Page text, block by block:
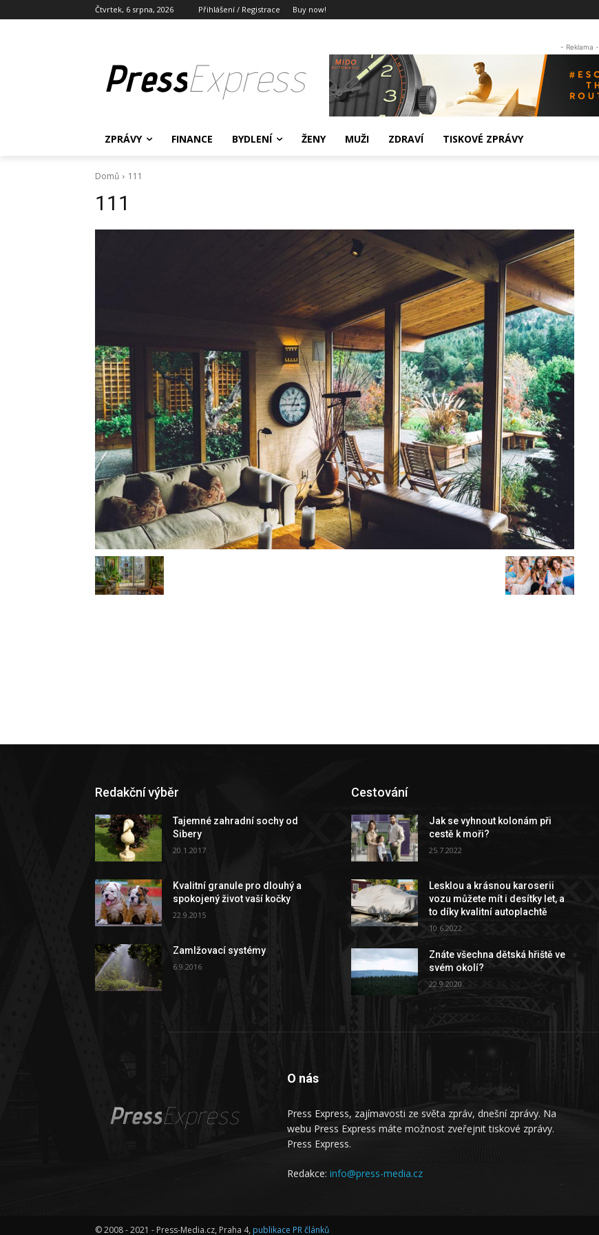
Čtvrtek, 6 srpna, 2026 Přihlášení / Registrace Buy now!
PressExpress
- Reklama -
ZPRÁVY FINANCE BYDLENÍ ŽENY MUŽI ZDRAVÍ TISKOVÉ ZPRÁVY
Domů 111
111
Redakční výběr
Tajemné zahradní sochy od
Sibery
20.1.2017
Kvalitní granule pro dlouhý a
spokojený život vaší kočky
22.9.2015
Zamlžovací systémy
6.9.2016
Cestování
Jak se vyhnout kolonám při
cestě k moři?
25.7.2022
Lesklou a krásnou karoserii
vozu můžete mít i desítky let, a
to díky kvalitní autoplachtě
10.6.2022
Znáte všechna dětská hřiště ve
svém okolí?
22.9.2020
PressExpress
O nás
Press Express, zajímavosti ze světa zpráv, dnešní zprávy. Na
webu Press Express máte možnost zveřejnit tiskové zprávy.
Press Express.
Redakce: info@press-media.cz
© 2008 - 2021 - Press-Media.cz, Praha 4, publikace PR článků